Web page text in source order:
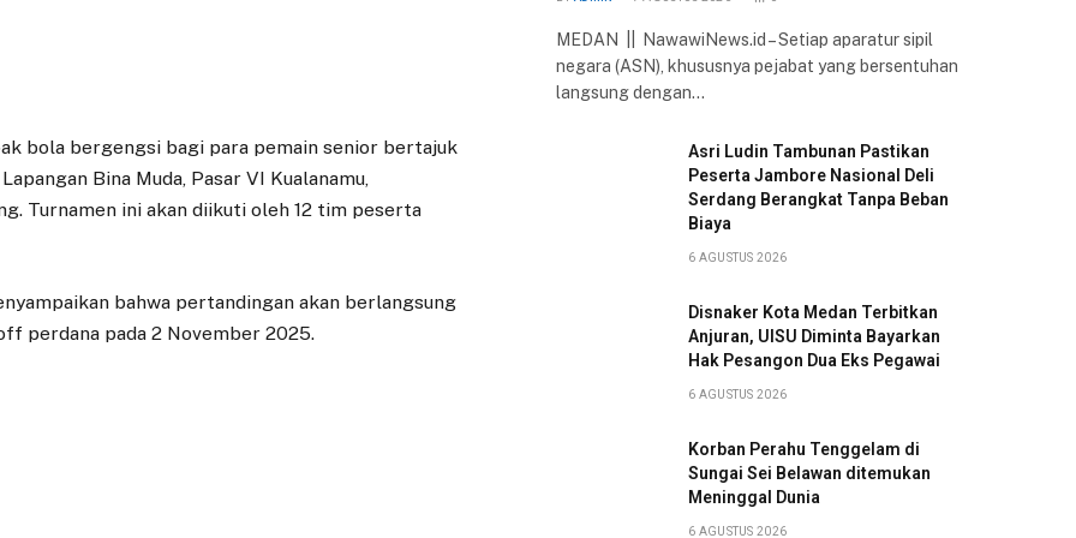
bola bergengsi bagi para pemain senior bertajuk
Bina Muda, Pasar VI Kualanamu,
Turnamen ini akan diikuti oleh 12 tim peserta
bahwa pertandingan akan berlangsung
perdana pada 2 November 2025.
MEDAN || NawawiNews.id – Setiap aparatur sipil
negara (ASN), khususnya pejabat yang bersentuhan
langsung dengan…
Asri Ludin Tambunan Pastikan
Peserta Jambore Nasional Deli
Serdang Berangkat Tanpa Beban
Biaya
6 AGUSTUS 2026
Disnaker Kota Medan Terbitkan
Anjuran, UISU Diminta Bayarkan
Hak Pesangon Dua Eks Pegawai
6 AGUSTUS 2026
Korban Perahu Tenggelam di
Sungai Sei Belawan ditemukan
Meninggal Dunia
6 AGUSTUS 2026